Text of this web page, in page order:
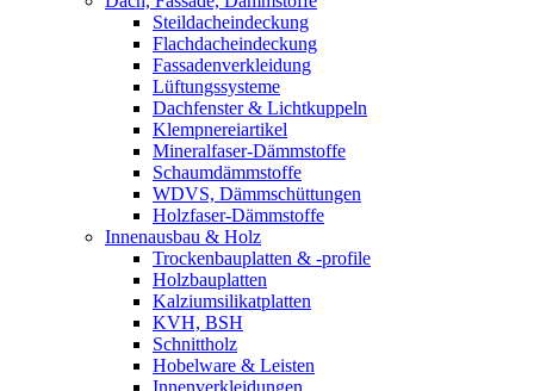
Steildacheindeckung
Flachdacheindeckung
Fassadenverkleidung
Lüftungssysteme
Dachfenster & Lichtkuppeln
Klempnereiartikel
Mineralfaser-Dämmstoffe
Schaumdämmstoffe
WDVS, Dämmschüttungen
Holzfaser-Dämmstoffe
Innenausbau & Holz
Trockenbauplatten & -profile
Holzbauplatten
Kalziumsilikatplatten
KVH, BSH
Schnittholz
Hobelware & Leisten
Innenverkleidungen